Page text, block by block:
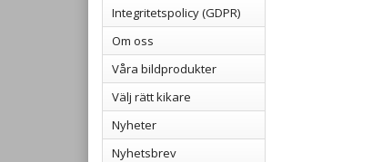
Integritetspolicy (GDPR)
Om oss
Våra bildprodukter
Välj rätt kikare
Nyheter
Nyhetsbrev